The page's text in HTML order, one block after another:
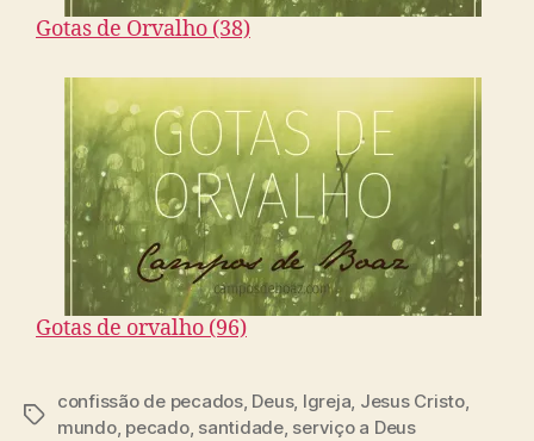
Gotas de Orvalho (38)
Gotas de orvalho (96)
T
confissão de pecados, Deus, Igreja, Jesus Cristo,
mundo, pecado, santidade, serviço a Deus